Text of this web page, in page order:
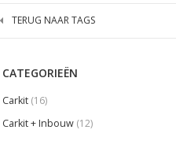
TERUG NAAR TAGS
CATEGORIEËN
Carkit (16)
Carkit + Inbouw (12)